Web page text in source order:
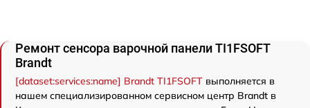
Ремонт сенсора варочной панели TI1FSOFT
Brandt
[dataset:services:name] Brandt TI1FSOFT выполняется в
нашем специализированном сервисном центр Brandt в